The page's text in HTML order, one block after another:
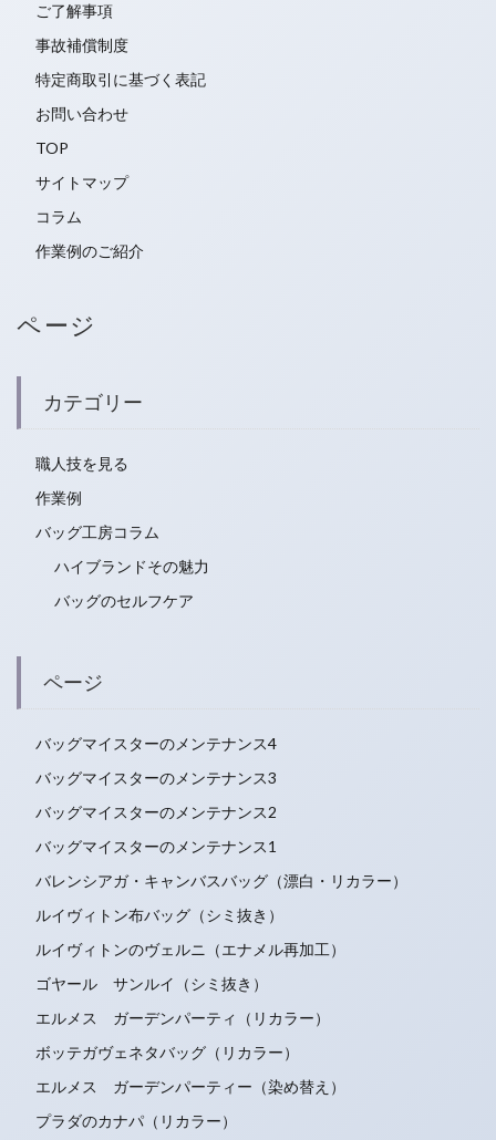
ご了解事項
事故補償制度
特定商取引に基づく表記
お問い合わせ
TOP
サイトマップ
コラム
作業例のご紹介
ページ
カテゴリー
職人技を見る
作業例
バッグ工房コラム
ハイブランドその魅力
バッグのセルフケア
ページ
バッグマイスターのメンテナンス4
バッグマイスターのメンテナンス3
バッグマイスターのメンテナンス2
バッグマイスターのメンテナンス1
バレンシアガ・キャンバスバッグ（漂白・リカラー）
ルイヴィトン布バッグ（シミ抜き）
ルイヴィトンのヴェルニ（エナメル再加工）
ゴヤール サンルイ（シミ抜き）
エルメス ガーデンパーティ（リカラー）
ボッテガヴェネタバッグ（リカラー）
エルメス ガーデンパーティー（染め替え）
プラダのカナパ（リカラー）